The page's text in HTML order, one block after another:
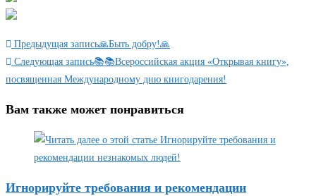
Читать
далее
статьи
Предыдущая запись🙏Быть добру!🙏
Следующая запись📚📚Всероссийская акция «Открывая книгу»,
посвященная Международному дню книгодарения!
Вам также может понравиться
Игнорируйте требования и рекомендации